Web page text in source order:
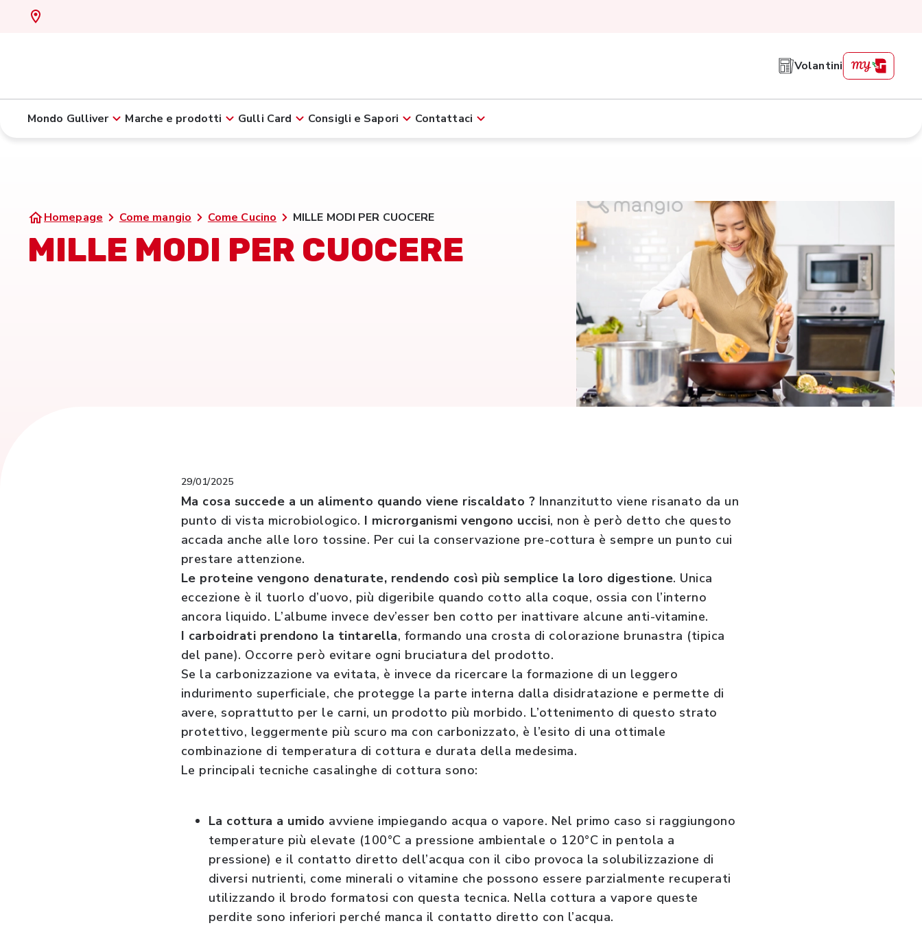
Volantini
Mondo Gulliver Marche e prodotti Gulli Card Consigli e Sapori Contattaci
Homepage Come mangio Come Cucino MILLE MODI PER CUOCERE
MILLE MODI PER CUOCERE
29/01/2025
Ma cosa succede a un alimento quando viene riscaldato ? Innanzitutto viene risanato da un
punto di vista microbiologico. I microrganismi vengono uccisi, non è però detto che questo
accada anche alle loro tossine. Per cui la conservazione pre-cottura è sempre un punto cui
prestare attenzione.
Le proteine vengono denaturate, rendendo così più semplice la loro digestione. Unica
eccezione è il tuorlo d’uovo, più digeribile quando cotto alla coque, ossia con l’interno
ancora liquido. L’albume invece dev’esser ben cotto per inattivare alcune anti-vitamine.
I carboidrati prendono la tintarella, formando una crosta di colorazione brunastra (tipica
del pane). Occorre però evitare ogni bruciatura del prodotto.
Se la carbonizzazione va evitata, è invece da ricercare la formazione di un leggero
indurimento superficiale, che protegge la parte interna dalla disidratazione e permette di
avere, soprattutto per le carni, un prodotto più morbido. L’ottenimento di questo strato
protettivo, leggermente più scuro ma con carbonizzato, è l’esito di una ottimale
combinazione di temperatura di cottura e durata della medesima.
Le principali tecniche casalinghe di cottura sono:
La cottura a umido avviene impiegando acqua o vapore. Nel primo caso si raggiungono
temperature più elevate (100°C a pressione ambientale o 120°C in pentola a
pressione) e il contatto diretto dell’acqua con il cibo provoca la solubilizzazione di
diversi nutrienti, come minerali o vitamine che possono essere parzialmente recuperati
utilizzando il brodo formatosi con questa tecnica. Nella cottura a vapore queste
perdite sono inferiori perché manca il contatto diretto con l’acqua.